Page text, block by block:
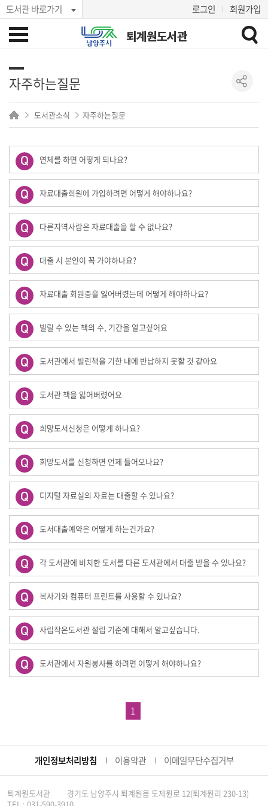
도서관 바로가기 로그인 회원가입
퇴계원도서관
자주하는질문
도서관소식 자주하는질문
연체를 하면 어떻게 되나요?
자료대출회원에 가입하려면 어떻게 해야하나요?
다른지역사람은 자료대출을 할 수 없나요?
대출 시 본인이 꼭 가야하나요?
자료대출 회원증을 잃어버렸는데 어떻게 해야하나요?
빌릴 수 있는 책의 수, 기간을 알고싶어요
도서관에서 빌린책을 기한 내에 반납하지 못할 것 같아요
도서관 책을 잃어버렸어요
희망도서신청은 어떻게 하나요?
희망도서를 신청하면 언제 들어오나요?
디지털 자료실의 자료는 대출할 수 있나요?
도서대출예약은 어떻게 하는건가요?
각 도서관에 비치한 도서를 다른 도서관에서 대출 받을 수 있나요?
복사기와 컴퓨터 프린트를 사용할 수 있나요?
사립작은도서관 설립 기준에 대해서 알고싶습니다.
도서관에서 자원봉사를 하려면 어떻게 해야하나요?
1
개인정보처리방침 이용약관 이메일무단수집거부
퇴계원도서관
경기도 남양주시 퇴계원읍 도제원로 12(퇴계원리 230-13)